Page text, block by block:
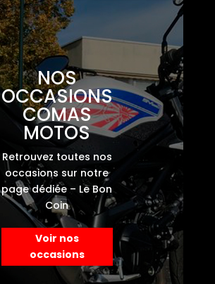
NOS
OCCASIONS
COMAS
MOTOS
Retrouvez toutes nos
occasions sur notre
page dédiée – Le Bon
Coin
Voir nos
occasions